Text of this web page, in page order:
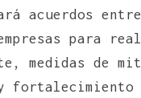
acuerdos
para
medidas de
fortalecimiento